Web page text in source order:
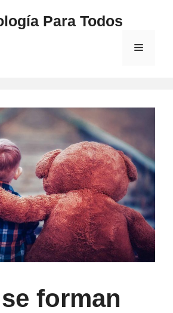
Para Todos
Menú
forman